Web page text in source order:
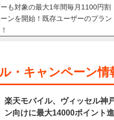
も対象の最大1年間毎月1100円割
ンを開始！既存ユーザーのプラン
・キャンペーン情
楽天モバイル、ヴィッセル神
ン向けに最大14000ポイント